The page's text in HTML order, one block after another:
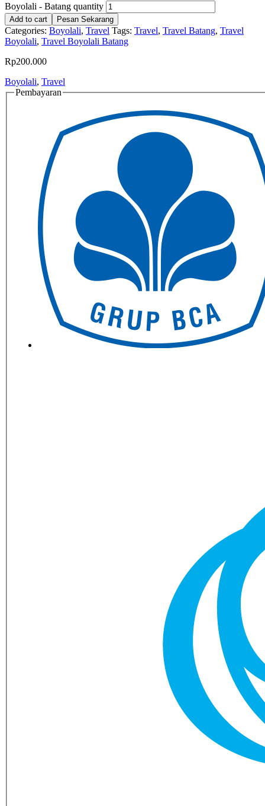
Boyolali - Batang quantity
Add to cart Pesan Sekarang
Categories: Boyolali, Travel Tags: Travel, Travel Batang, Travel
Boyolali, Travel Boyolali Batang
Rp200.000
Boyolali, Travel
Pembayaran